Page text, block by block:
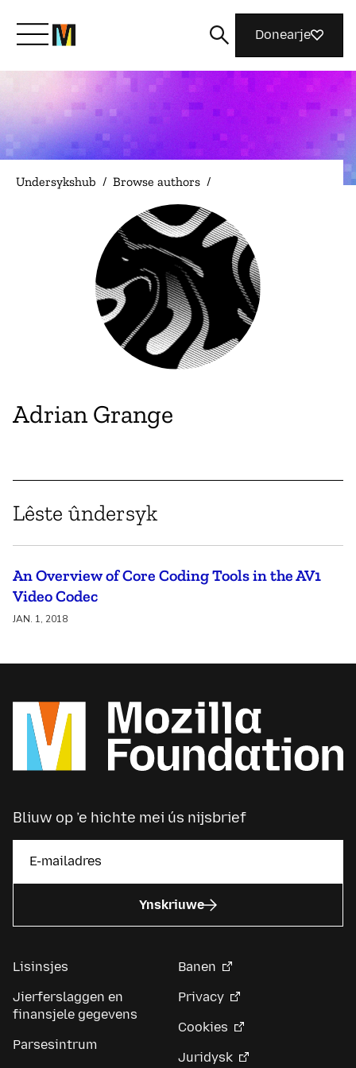
Kom yn ’e kunde mei Mozilla
Wat wy dogge
Magazine
Donearje
Undersykshub / Browse authors /
Adrian Grange
Lêste ûndersyk
An Overview of Core Coding Tools in the AV1
Video Codec
JAN. 1, 2018
Bliuw op ’e hichte mei ús nijsbrief
Ynskriuwe
Lisinsjes
Jierferslaggen en
finansjele gegevens
Parsesintrum
Banen
Privacy
Cookies
Juridysk